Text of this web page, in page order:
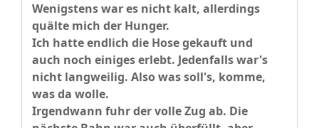
Wenigstens war es nicht kalt, allerdings
quälte mich der Hunger.
Ich hatte endlich die Hose gekauft und
auch noch einiges erlebt. Jedenfalls war's
nicht langweilig. Also was soll's, komme,
was da wolle.
Irgendwann fuhr der volle Zug ab. Die